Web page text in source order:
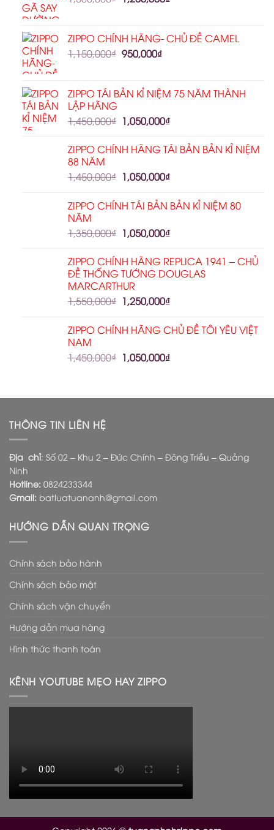
ZIPPO CHÍNH HÃNG- CHỦ ĐỀ CAMEL
1,150,000₫ 950,000₫
ZIPPO TÁI BẢN KỈ NIỆM 75 NĂM THÀNH
LẬP HÃNG
1,450,000₫ 1,050,000₫
ZIPPO CHÍNH HÃNG TÁI BẢN BẢN KỈ NIỆM
88 NĂM
1,450,000₫ 1,050,000₫
ZIPPO CHÍNH TÁI BẢN BẢN KỈ NIỆM 80
NĂM
1,350,000₫ 1,050,000₫
ZIPPO CHÍNH HÃNG REPLICA 1941 – CHỦ
ĐỀ THỐNG TƯỚNG DOUGLAS
MARCARTHUR
1,550,000₫ 1,250,000₫
ZIPPO CHÍNH HÃNG CHỦ ĐỀ TÔI YÊU VIỆT
NAM
1,450,000₫ 1,050,000₫
THÔNG TIN LIÊN HỆ
Địa chỉ: Số 02 – Khu 2 – Đức Chính – Đông Triều – Quảng
Ninh
Hotline: 0824233344
Gmail: batluatuananh@gmail.com
HƯỚNG DẪN QUAN TRỌNG
Chính sách bảo hành
Chính sách bảo mật
Chính sách vận chuyển
Hướng dẫn mua hàng
Hình thức thanh toán
KÊNH YOUTUBE MẸO HAY ZIPPO